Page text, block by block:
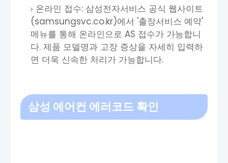
온라인 접수: 삼성전자서비스 공식 웹사이트
(samsungsvc.co.kr)에서 '출장서비스 예약'
메뉴를 통해 온라인으로 AS 접수가 가능합니
다. 제품 모델명과 고장 증상을 자세히 입력하
면 더욱 신속한 처리가 가능합니다.
삼성 에어컨 에러코드 확인